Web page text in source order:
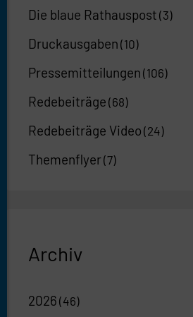
Die blaue Rathauspost (3)
Druckausgaben (10)
Pressemitteilungen (106)
Redebeiträge (68)
Redebeiträge Video (24)
Themenflyer(7)
Archiv
2026 (46)